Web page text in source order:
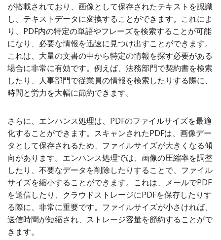
が搭載されており、画像として保存されたテキストを認識
し、テキストデータに変換することができます。これによ
り、PDF内の特定の単語やフレーズを検索することが可能
になり、必要な情報を迅速に見つけ出すことができます。
これは、大量の文書の中から特定の情報を探す必要がある
場合に非常に有効です。例えば、法務部門で契約書を検索
したり、人事部門で従業員の情報を検索したりする際に、
時間と労力を大幅に節約できます。
さらに、エンハンス処理は、PDFのファイルサイズを最適
化することができます。スキャンされたPDFは、画像デー
タとして保存されるため、ファイルサイズが大きくなる傾
向があります。エンハンス処理では、画像の圧縮率を調整
したり、不要なデータを削除したりすることで、ファイル
サイズを縮小することができます。これは、メールでPDF
を送信したり、クラウドストレージにPDFを保存したりす
る際に、非常に重要です。ファイルサイズが小さければ、
送信時間が短縮され、ストレージ容量を節約することがで
きます。